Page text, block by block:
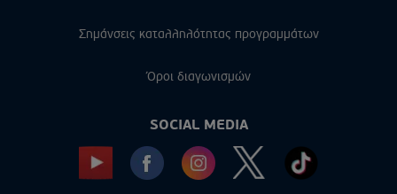
Σημάνσεις καταλληλότητας προγραμμάτων
Όροι διαγωνισμών
SOCIAL MEDIA